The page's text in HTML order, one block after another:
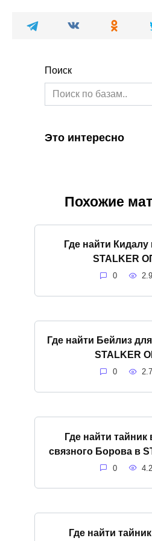
Поиск
Это интересно
Похожие
Где найти Кидалу
STALKER
0
Где найти Бейлиз
STALKER
0
Где найти тайник
связного Борова в
0
Где найти